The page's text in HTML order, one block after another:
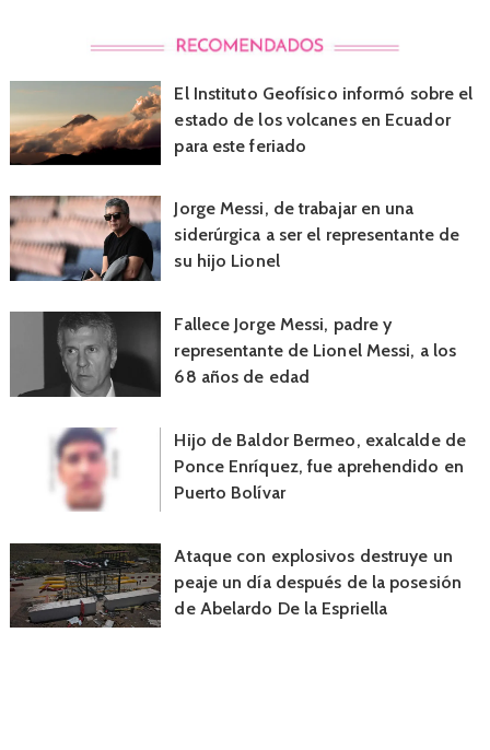
El Instituto Geofísico informó sobre el
estado de los volcanes en Ecuador
para este feriado
Jorge Messi, de trabajar en una
siderúrgica a ser el representante de
su hijo Lionel
Fallece Jorge Messi, padre y
representante de Lionel Messi, a los
68 años de edad
Hijo de Baldor Bermeo, exalcalde de
Ponce Enríquez, fue aprehendido en
Puerto Bolívar
Ataque con explosivos destruye un
peaje un día después de la posesión
de Abelardo De la Espriella